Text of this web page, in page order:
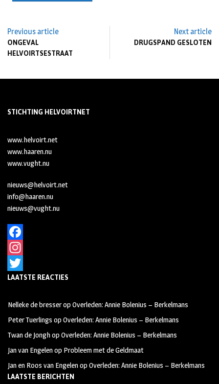
Previous article
ONGEVAL
HELVOIRTSESTRAAT
Next article
DRUGSPAND GESLOTEN
STICHTING HELVOIRTNET
www.helvoirt.net
www.haaren.nu
www.vught.nu
nieuws@helvoirt.net
info@haaren.nu
nieuws@vught.nu
F
a
c
b
o
k
n
t
a
r
a
T
i
t
e
r
LAATSTE REACTIES
Nelleke de bresseropOverleden: Annie Bolenius – Berkelmans
Peter Tuerlings opOverleden: Annie Bolenius – Berkelmans
Twan de JonghopOverleden: Annie Bolenius – Berkelmans
Jan van Engelenop Probleem met de Geldmaat
Jan en Roos van EngelenopOverleden: Annie Bolenius – Berkelmans
LAATSTE BERICHTEN